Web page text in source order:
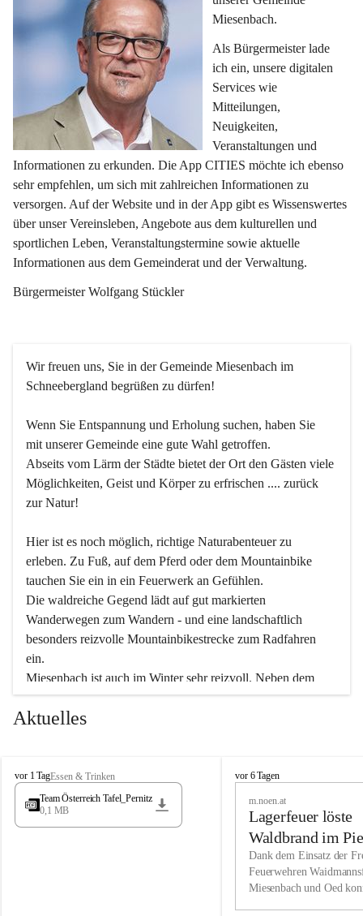
Miesenbach.
Als Bürgermeister lade
ich ein, unsere digitalen
Services wie
Mitteilungen,
Neuigkeiten,
Veranstaltungen und
Informationen zu erkunden. Die App CITIES möchte ich ebenso
sehr empfehlen, um sich mit zahlreichen Informationen zu
versorgen. Auf der Website und in der App gibt es Wissenswertes
über unser Vereinsleben, Angebote aus dem kulturellen und
sportlichen Leben, Veranstaltungstermine sowie aktuelle
Informationen aus dem Gemeinderat und der Verwaltung.
Bürgermeister Wolfgang Stückler
Wir freuen uns, Sie in der Gemeinde Miesenbach im
Schneebergland begrüßen zu dürfen!
Wenn Sie Entspannung und Erholung suchen, haben Sie
mit unserer Gemeinde eine gute Wahl getroffen.
Abseits vom Lärm der Städte bietet der Ort den Gästen viele
Möglichkeiten, Geist und Körper zu erfrischen .... zurück
zur Natur!
Hier ist es noch möglich, richtige Naturabenteuer zu
erleben. Zu Fuß, auf dem Pferd oder dem Mountainbike
tauchen Sie ein in ein Feuerwerk an Gefühlen.
Die waldreiche Gegend lädt auf gut markierten
Wanderwegen zum Wandern - und eine landschaftlich
besonders reizvolle Mountainbikestrecke zum Radfahren
ein.
Miesenbach ist auch im Winter sehr reizvoll. Neben dem
Eisstockschießen gibt es auf dem nahe gelegenen Unterberg
wunderschöne Naturschneepisten, die zum Schifahren oder
vielfältige Angebot unserer Kulturvereine.
Überzeugen Sie sich selbst, dass Sie in Miesenbach sowie
in den Beherbergungsbetrieben, Gaststätten und urigen
Wir kennen Miesenbach als lebens- und liebenswerten Ort.
Tradition und Innovation werden ebenso groß geschrieben
Aktuelles
M
i
s
vor 1 TagEssen & Trinken
Team Österreich Tafel_Pernitz
0,1 MB
M
h
vor 6 Tagen
m.noen.at
Lagerfeuer löste
Waldbrand im
aus
Dank dem Einsatz der
Feuerwehren
Miesenbach und Oed